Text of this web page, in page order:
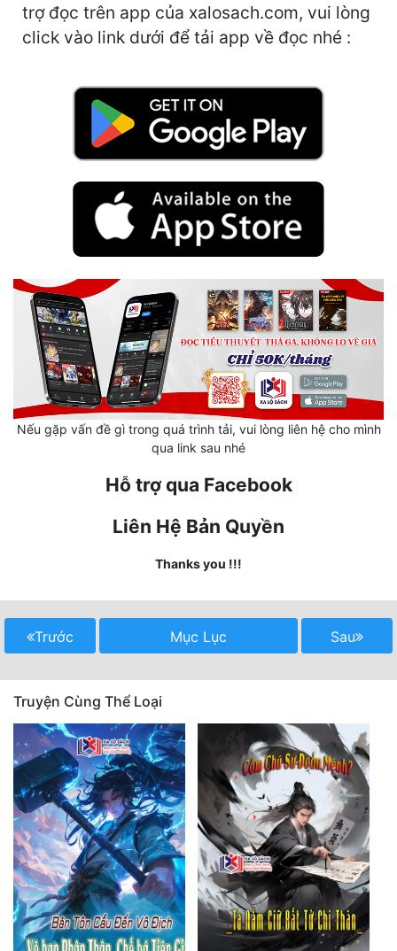
Góc Nhìn Nữ
Khoa Huyễn Không Gian
Kinh Dị
Kiếm Hiệp
Kỳ Huyễn
Mạt Thế
Ngôn Tình
Ngược
Nữ Cường
Nữ Phụ
Phong Thủy - Tâm Linh
Phương Tây
Phản Phái
Quan Trường
trợ đọc trên app của xalosach.com, vui lòng
click vào link dưới để tải app về đọc nhé :
Nếu gặp vấn đề gì trong quá trình tải, vui lòng liên hệ cho mình
qua link sau nhé
Hỗ trợ qua Facebook
Liên Hệ Bản Quyền
Thanks you !!!
Trước Mục Lục Sau
Truyện Cùng Thể Loại